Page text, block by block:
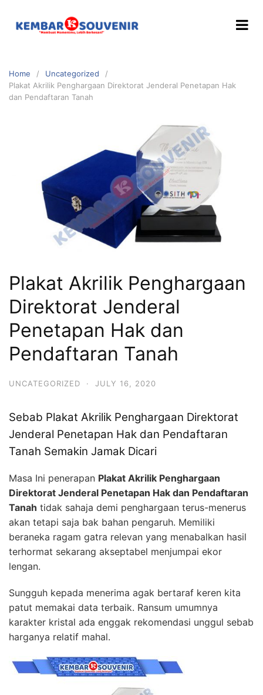
Home
Uncategorized
Plakat Akrilik Penghargaan Direktorat Jenderal Penetapan Hak
dan Pendaftaran Tanah
Plakat Akrilik Penghargaan
Direktorat Jenderal
Penetapan Hak dan
Pendaftaran Tanah
UNCATEGORIZED · JULY 16, 2020
Sebab Plakat Akrilik Penghargaan Direktorat
Jenderal Penetapan Hak dan Pendaftaran
Tanah Semakin Jamak Dicari
Masa Ini penerapan Plakat Akrilik Penghargaan
Direktorat Jenderal Penetapan Hak dan Pendaftaran
Tanah tidak sahaja demi penghargaan terus-menerus
akan tetapi saja bak bahan pengaruh. Memiliki
beraneka ragam gatra relevan yang menabalkan hasil
terhormat sekarang akseptabel menjumpai ekor
lengan.
Sungguh kepada menerima agak bertaraf keren kita
patut memakai data terbaik. Ransum umumnya
karakter kristal ada enggak rekomendasi unggul sebab
harganya relatif mahal.